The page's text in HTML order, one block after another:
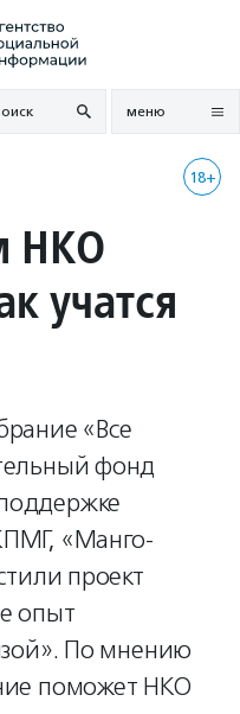
меню
18+
НКО
учатся
«Все
фонд
«Манго-
проект
опыт
По мнению
поможет НКО